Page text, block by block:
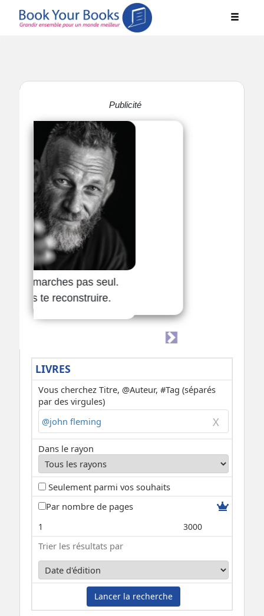
LIVRES
Vous cherchez Titre, @Auteur, #Tag (séparés
par des virgules)
Dans le rayon
Seulement parmi vos souhaits
Par nombre de pages
1 3000
Trier les résultats par
Lancer la recherche